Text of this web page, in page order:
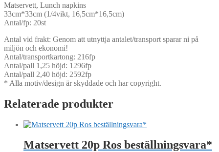
Matservett, Lunch napkins
33cm*33cm (1/4vikt, 16,5cm*16,5cm)
Antal/fp: 20st
Antal vid frakt: Genom att utnyttja antalet/transport sparar ni på
miljön och ekonomi!
Antal/transportkartong: 216fp
Antal/pall 1,25 höjd: 1296fp
Antal/pall 2,40 höjd: 2592fp
* Alla motiv/design är skyddade och har copyright.
Relaterade produkter
Matservett 20p Ros beställningsvara*